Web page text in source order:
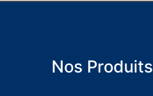
Nos Produits